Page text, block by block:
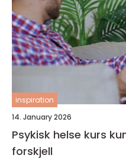
inspiration
14. January 2026
Psykisk helse kurs kunnskap som gjør en
forskjell